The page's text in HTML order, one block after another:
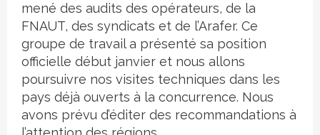
mené des audits des opérateurs, de la
FNAUT, des syndicats et de l’Arafer. Ce
groupe de travail a présenté sa position
officielle début janvier et nous allons
poursuivre nos visites techniques dans les
pays déjà ouverts à la concurrence. Nous
avons prévu d’éditer des recommandations à